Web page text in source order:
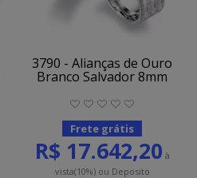
3790 - Alianças de Ouro
Branco Salvador 8mm
Frete grátis
R$ 17.642,20 à
vista(10%)ou Deposito